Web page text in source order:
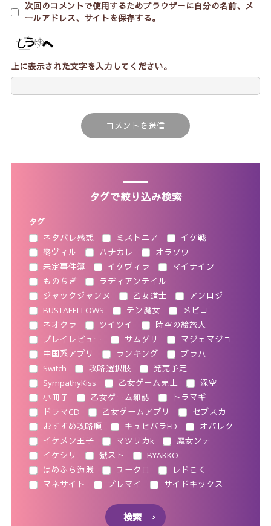
次回のコメントで使用するためブラウザーに自分の名前、メ
ールアドレス、サイトを保存する。
上に表示された文字を入力してください。
タグで絞り込み検索
タグ
ネタバレ感想
ミストニア
イケ戦
終ヴィル
ハナカレ
オラソワ
未定事件簿
イケヴィラ
マイナイン
ものちぎ
ラディアンテイル
ジャックジャンヌ
乙女道士
アンロジ
BUSTAFELLOWS
テン魔女
メビコ
ネオクラ
ツイツイ
時空の絵旅人
プレイレビュー
サムダリ
マジェマジョ
中国系アプリ
ランキング
ブラハ
Switch
攻略選択肢
発売予定
SympathyKiss
乙女ゲーム売上
深空
小冊子
乙女ゲーム雑誌
トラマギ
ドラマCD
乙女ゲームアプリ
セブスカ
おすすめ攻略順
キュピパラFD
オバレク
イケメン王子
マツリカk
魔女ンテ
イケシリ
獄スト
BYAKKO
はめふら海賊
ユークロ
レドこく
マネサイト
ブレマイ サイドキックス
検索